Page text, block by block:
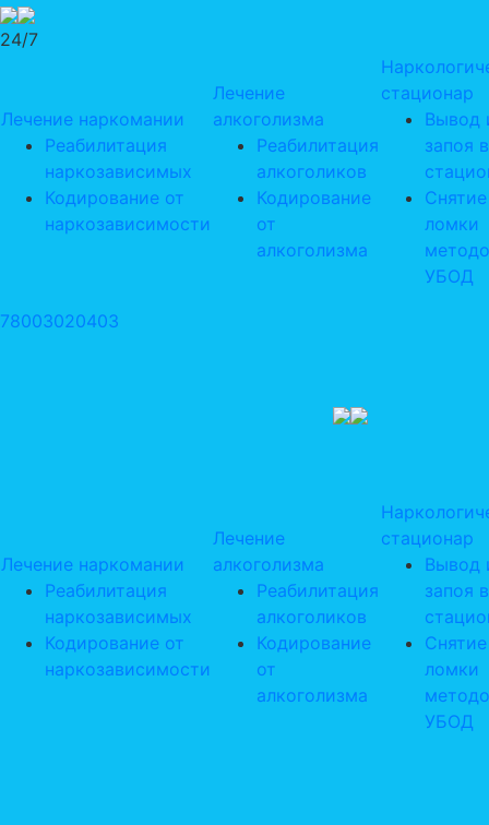
24/7
Лечение наркомании
Реабилитация
наркозависимых
Кодирование от
наркозависимости
Лечение
алкоголизма
Реабилитация
алкоголиков
Кодирование
от
алкоголизма
стационар
Вывод
запоя в
Снятие
ломки
УБОД
78003020403
Лечение наркомании
Реабилитация
наркозависимых
Кодирование от
наркозависимости
Лечение
алкоголизма
Реабилитация
алкоголиков
Кодирование
от
алкоголизма
стационар
Вывод
запоя в
Снятие
ломки
УБОД